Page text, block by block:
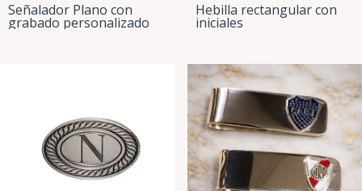
Señalador Plano con
grabado personalizado
Hebilla rectangular con
iniciales